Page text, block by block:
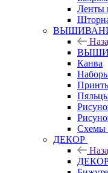
Ленты
Канва
Схемы
ДЕКОР